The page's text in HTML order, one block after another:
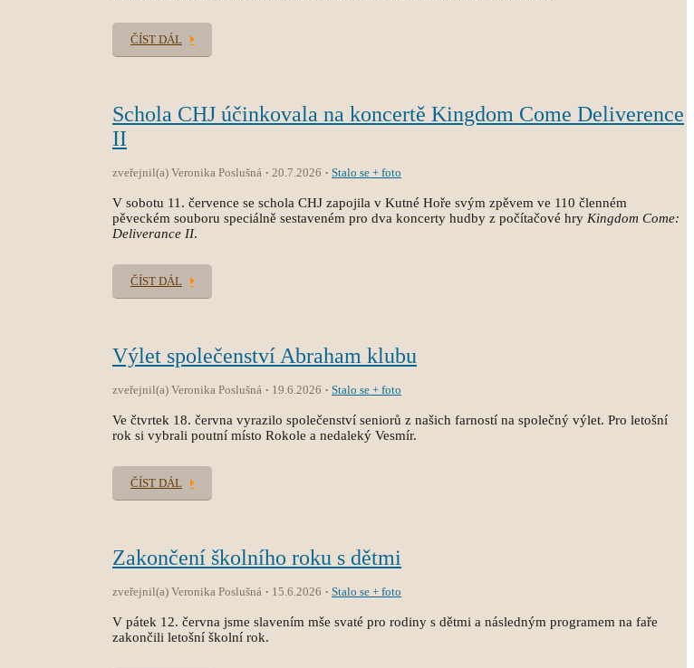
ČÍST DÁL
Schola CHJ účinkovala na koncertě Kingdom Come Deliverence
II
zveřejnil(a) Veronika Poslušná 20.7.2026 Stalo se + foto
V sobotu 11. července se schola CHJ zapojila v Kutné Hoře svým zpěvem ve 110 členném
pěveckém souboru speciálně sestaveném pro dva koncerty hudby z počítačové hry Kingdom Come:
Deliverance II.
ČÍST DÁL
Výlet společenství Abraham klubu
zveřejnil(a) Veronika Poslušná 19.6.2026 Stalo se + foto
Ve čtvrtek 18. června vyrazilo společenství seniorů z našich farností na společný výlet. Pro letošní
rok si vybrali poutní místo Rokole a nedaleký Vesmír.
ČÍST DÁL
Zakončení školního roku s dětmi
zveřejnil(a) Veronika Poslušná 15.6.2026 Stalo se + foto
V pátek 12. června jsme slavením mše svaté pro rodiny s dětmi a následným programem na faře
zakončili letošní školní rok.